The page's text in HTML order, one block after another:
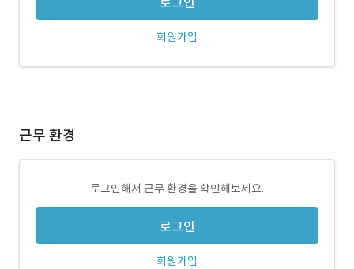
회원가입
근무 환경
로그인해서 근무 환경을 확인해보세요.
로그인
회원가입